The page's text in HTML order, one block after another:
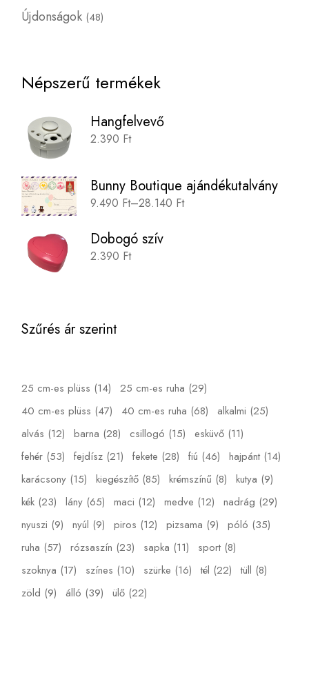
Újdonságok 48
Népszerű termékek
Hangfelvevő
2.390 Ft
Bunny Boutique ajándékutalvány
9.490 Ft–28.140 Ft
Dobogó szív
2.390 Ft
Szűrés ár szerint
25 cm-es plüss (14) 25 cm-es ruha (29)
40 cm-es plüss (47) 40 cm-es ruha (68) alkalmi (25)
alvás (12) barna (28) csillogó (15) esküvő (11)
fehér (53) fejdísz (21) fekete (28) fiú (46) hajpánt (14)
karácsony (15) kiegészítő (85) krémszínű (8) kutya (9)
kék (23) lány (65) maci (12) medve (12) nadrág (29)
nyuszi (9) nyúl (9) piros (12) pizsama (9) póló (35)
ruha (57) rózsaszín (23) sapka (11) sport (8)
szoknya (17) színes (10) szürke (16) tél (22) tüll (8)
zöld (9) álló (39) ülő (22)